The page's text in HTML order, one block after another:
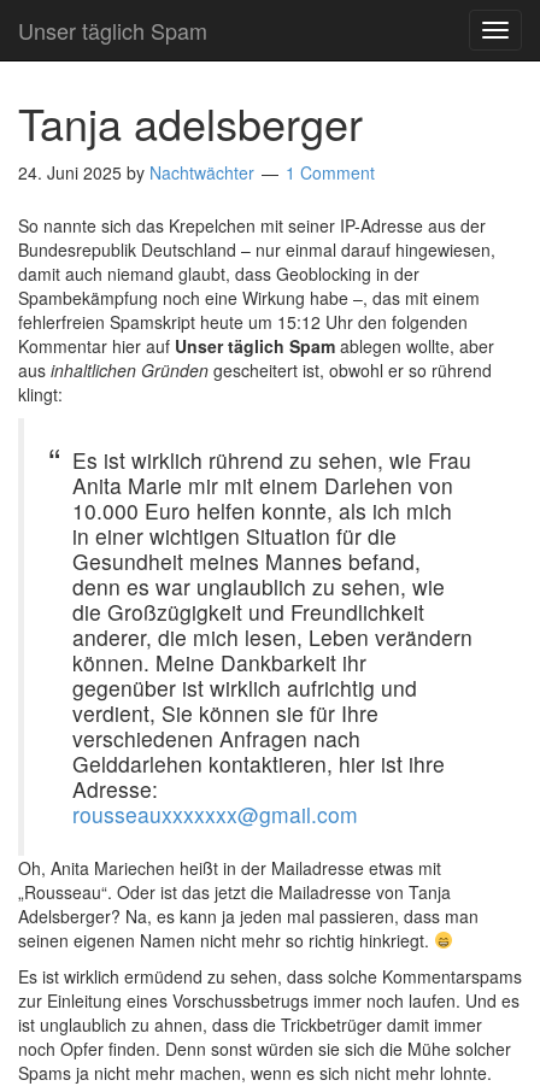
Unser täglich Spam
Tanja adelsberger
24. Juni 2025 by Nachtwächter 1 Comment
So nannte sich das Krepelchen mit seiner IP-Adresse aus der
Bundesrepublik Deutschland – nur einmal darauf hingewiesen,
damit auch niemand glaubt, dass Geoblocking in der
Spambekämpfung noch eine Wirkung habe –, das mit einem
fehlerfreien Spamskript heute um 15:12 Uhr den folgenden
Kommentar hier auf Unser täglich Spam ablegen wollte, aber
aus inhaltlichen Gründen gescheitert ist, obwohl er so rührend
klingt:
Es ist wirklich rührend zu sehen, wie Frau
Anita Marie mir mit einem Darlehen von
10.000 Euro helfen konnte, als ich mich
in einer wichtigen Situation für die
Gesundheit meines Mannes befand,
denn es war unglaublich zu sehen, wie
die Großzügigkeit und Freundlichkeit
anderer, die mich lesen, Leben verändern
können. Meine Dankbarkeit ihr
gegenüber ist wirklich aufrichtig und
verdient, Sie können sie für Ihre
verschiedenen Anfragen nach
Gelddarlehen kontaktieren, hier ist ihre
Adresse:
rousseauxxxxxxx@gmail.com
Oh, Anita Mariechen heißt in der Mailadresse etwas mit
„Rousseau“. Oder ist das jetzt die Mailadresse von Tanja
Adelsberger? Na, es kann ja jeden mal passieren, dass man
seinen eigenen Namen nicht mehr so richtig hinkriegt.
Es ist wirklich ermüdend zu sehen, dass solche Kommentarspams
zur Einleitung eines Vorschussbetrugs immer noch laufen. Und es
ist unglaublich zu ahnen, dass die Trickbetrüger damit immer
noch Opfer finden. Denn sonst würden sie sich die Mühe solcher
Spams ja nicht mehr machen, wenn es sich nicht mehr lohnte.